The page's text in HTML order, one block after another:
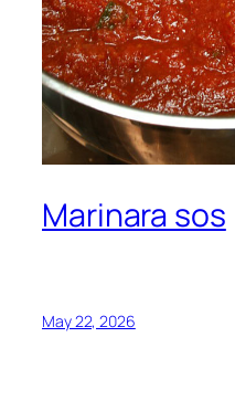
Marinara sos
May 22, 2026